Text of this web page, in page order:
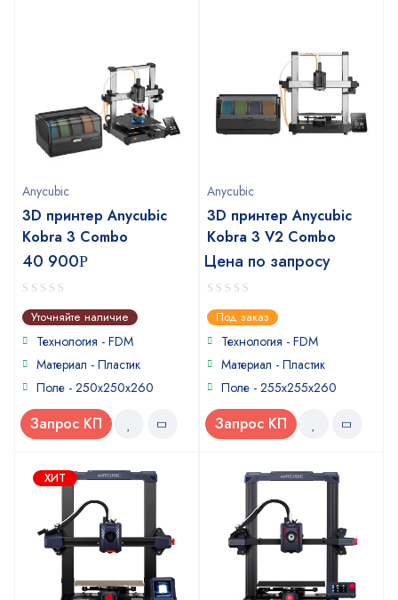
Anycubic
3D принтер Anycubic
Kobra 3 Combo
40 900Р
0
out
of
Уточняйте наличие
Технология - FDM
Материал - Пластик
Поле - 250x250x260
Запрос КП
Anycubic
3D принтер Anycubic
Kobra 3 V2 Combo
Цена по запросу
0
out
of
Под заказ
Технология - FDM
Материал - Пластик
Поле - 255х255х260
Запрос КП
ХИТ